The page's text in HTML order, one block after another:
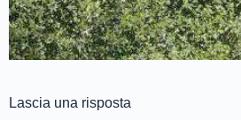
Lascia una risposta